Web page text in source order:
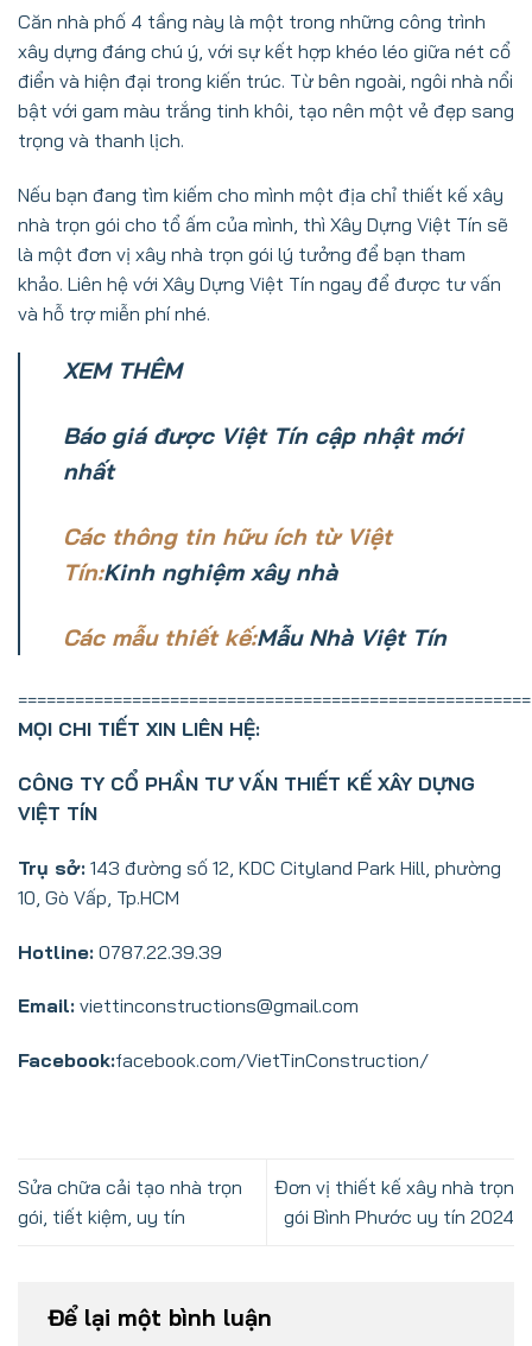
Căn nhà phố 4 tầng này là một trong những công trình
xây dựng đáng chú ý, với sự kết hợp khéo léo giữa nét cổ
điển và hiện đại trong kiến trúc. Từ bên ngoài, ngôi nhà nổi
bật với gam màu trắng tinh khôi, tạo nên một vẻ đẹp sang
trọng và thanh lịch.
Nếu bạn đang tìm kiếm cho mình một địa chỉ thiết kế xây
nhà trọn gói cho tổ ấm của mình, thì Xây Dựng Việt Tín sẽ
là một đơn vị xây nhà trọn gói lý tưởng để bạn tham
khảo. Liên hệ với Xây Dựng Việt Tín ngay để được tư vấn
và hỗ trợ miễn phí nhé.
XEM THÊM
Báo giá được Việt Tín cập nhật mới
nhất
Các thông tin hữu ích từ Việt
Tín:Kinh nghiệm xây nhà
Các mẫu thiết kế:Mẫu Nhà Việt Tín
======================================================
MỌI CHI TIẾT XIN LIÊN HỆ:
CÔNG TY CỔ PHẦN TƯ VẤN THIẾT KẾ XÂY DỰNG
VIỆT TÍN
Trụ sở: 143 đường số 12, KDC Cityland Park Hill, phường
10, Gò Vấp, Tp.HCM
Hotline: 0787.22.39.39
Email: viettinconstructions@gmail.com
Facebook:facebook.com/VietTinConstruction/
Sửa chữa cải tạo nhà trọn
gói, tiết kiệm, uy tín
Đơn vị thiết kế xây nhà trọn
gói Bình Phước uy tín 2024
Để lại một bình luận